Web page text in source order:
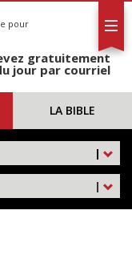
pour
gratuitement
jour par courriel
LA BIBLE
|
|